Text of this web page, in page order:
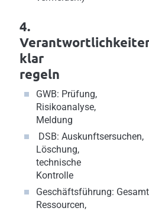
4.
klar
regeln
GWB: Prüfung,
Risikoanalyse,
Meldung
DSB: Auskunftsersuchen,
Löschung,
technische
Kontrolle
Geschäftsführung:
Ressourcen,